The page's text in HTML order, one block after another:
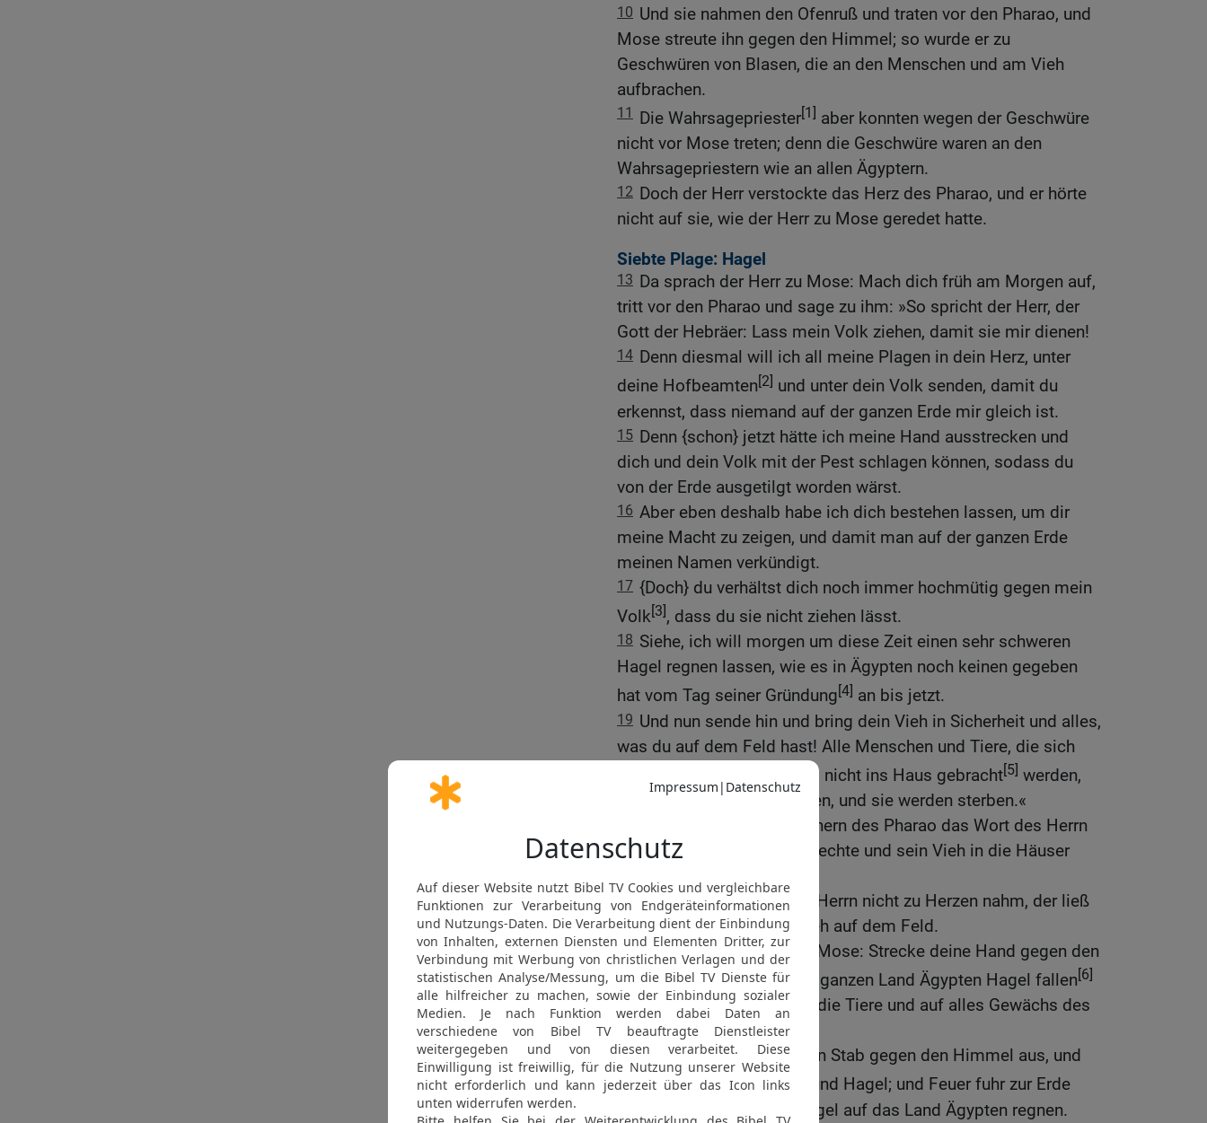
10 Und sie nahmen den Ofenruß und traten vor den Pharao, und
Mose streute ihn gegen den Himmel; so wurde er zu
Geschwüren von Blasen, die an den Menschen und am Vieh
aufbrachen.
11 Die Wahrsagepriester[1] aber konnten wegen der Geschwüre
nicht vor Mose treten; denn die Geschwüre waren an den
Wahrsagepriestern wie an allen Ägyptern.
12 Doch der Herr verstockte das Herz des Pharao, und er hörte
nicht auf sie, wie der Herr zu Mose geredet hatte.
Siebte Plage: Hagel
13 Da sprach der Herr zu Mose: Mach dich früh am Morgen auf,
tritt vor den Pharao und sage zu ihm: »So spricht der Herr, der
Gott der Hebräer: Lass mein Volk ziehen, damit sie mir dienen!
14 Denn diesmal will ich all meine Plagen in dein Herz, unter
deine Hofbeamten[2] und unter dein Volk senden, damit du
erkennst, dass niemand auf der ganzen Erde mir gleich ist.
15 Denn {schon} jetzt hätte ich meine Hand ausstrecken und
dich und dein Volk mit der Pest schlagen können, sodass du
von der Erde ausgetilgt worden wärst.
16 Aber eben deshalb habe ich dich bestehen lassen, um dir
meine Macht zu zeigen, und damit man auf der ganzen Erde
meinen Namen verkündigt.
17 {Doch} du verhältst dich noch immer hochmütig gegen mein
Volk[3], dass du sie nicht ziehen lässt.
18 Siehe, ich will morgen um diese Zeit einen sehr schweren
Hagel regnen lassen, wie es in Ägypten noch keinen gegeben
hat vom Tag seiner Gründung[4] an bis jetzt.
19 Und nun sende hin und bring dein Vieh in Sicherheit und alles,
was du auf dem Feld hast! Alle Menschen und Tiere, die sich
auf dem Feld befinden und nicht ins Haus gebracht[5] werden,
auf die wird der Hagel fallen, und sie werden sterben.«
Wer {nun} unter den Dienern des Pharao das Wort des Herrn
fürchtete, der ließ seine Knechte und sein Vieh in die Häuser
21
Wer aber das Wort des Herrn nicht zu Herzen nahm, der ließ
seine Knechte und sein Vieh auf dem Feld.
22 Und der Herr sprach zu Mose: Strecke deine Hand gegen den
Himmel aus, dann wird im ganzen Land Ägypten Hagel fallen[6]
auf die Menschen und auf die Tiere und auf alles Gewächs des
Feldes im Land Ägypten!
23 Da streckte Mose seinen Stab gegen den Himmel aus, und
der Herr sandte Donner
und Hagel; und Feuer fuhr zur Erde
nieder. So ließ der Herr Hagel auf das Land Ägypten regnen.